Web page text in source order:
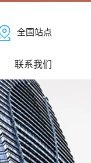
全国站点
联系我们